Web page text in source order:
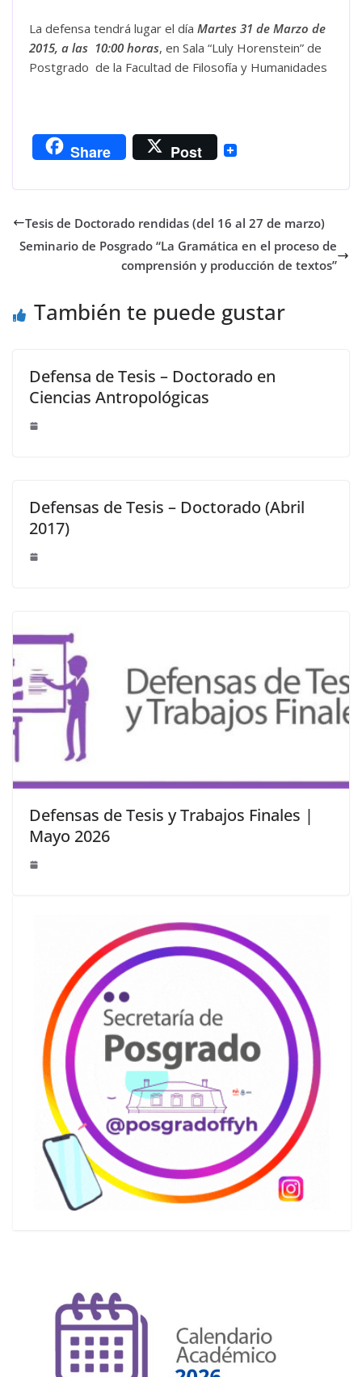
La defensa tendrá lugar el día Martes 31 de Marzo de
2015, a las 10:00 horas, en Sala “Luly Horenstein” de
Postgrado de la Facultad de Filosofía y Humanidades
Share Post
Tesis de Doctorado rendidas (del 16 al 27 de marzo)
Seminario de Posgrado “La Gramática en el proceso de
comprensión y producción de textos”
También te puede gustar
Defensa de Tesis – Doctorado en
Ciencias Antropológicas
Defensas de Tesis – Doctorado (Abril
2017)
Defensas de Tesis y Trabajos Finales |
Mayo 2026